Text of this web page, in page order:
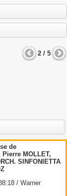
2 / 5
de
Pierre MOLLET,
SINFONIETTA
/ Warner